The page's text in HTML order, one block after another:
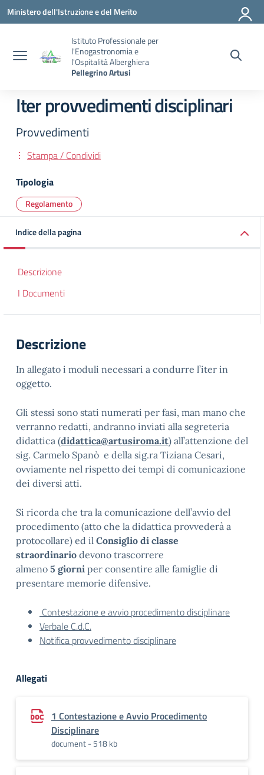
Vai ai contenuti
Vai al menu di navigazione
Vai al footer
Ministero dell'Istruzione e del Merito
Istituto Professionale per
l'Enogastronomia e
l'Ospitalità Alberghiera
Pellegrino Artusi
Iter provvedimenti disciplinari
Provvedimenti
Stampa / Condividi
Tipologia
Regolamento
Indice della pagina
Descrizione
I Documenti
Descrizione
In allegato i moduli necessari a condurre l’iter in
oggetto.
Gli stessi sono stati numerati per fasi, man mano che
verranno redatti, andranno inviati alla segreteria
didattica (didattica@artusiroma.it) all’attenzione del
sig. Carmelo Spanò e della sig.ra Tiziana Cesari,
ovviamente nel rispetto dei tempi di comunicazione
dei diversi atti.
Si ricorda che tra la comunicazione dell’avvio del
procedimento (atto che la didattica provvederà a
protocollare) ed il Consiglio di classe
straordinario devono trascorrere
almeno 5 giorni per consentire alle famiglie di
presentare memorie difensive.
Contestazione e avvio procedimento disciplinare
Verbale C.d.C.
Notifica provvedimento disciplinare
Allegati
1 Contestazione e Avvio Procedimento
Disciplinare
document - 518 kb